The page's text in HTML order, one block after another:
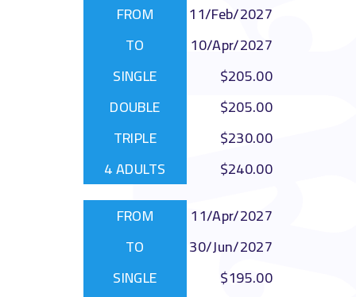
11/Feb/2027
10/Apr/2027
$205.00
$205.00
$230.00
$240.00
11/Apr/2027
30/Jun/2027
$195.00